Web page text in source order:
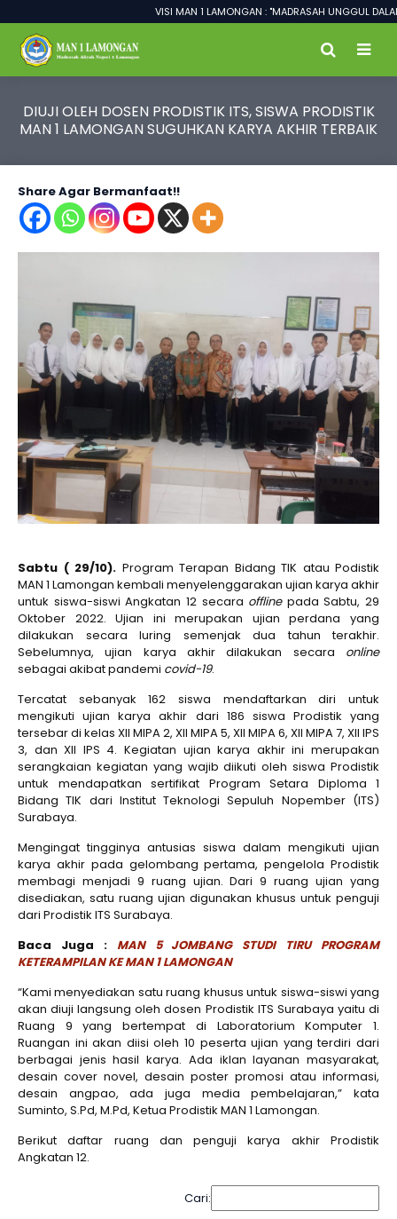
VISI MAN 1 LAMONGAN : "MADRASAH UNGGUL DALAM
DIUJI OLEH DOSEN PRODISTIK ITS, SISWA PRODISTIK
MAN 1 LAMONGAN SUGUHKAN KARYA AKHIR TERBAIK
Share Agar Bermanfaat!!
Sabtu ( 29/10). Program Terapan Bidang TIK atau Podistik
MAN 1 Lamongan kembali menyelenggarakan ujian karya akhir
untuk siswa-siswi Angkatan 12 secara offline pada Sabtu, 29
Oktober 2022. Ujian ini merupakan ujian perdana yang
dilakukan secara luring semenjak dua tahun terakhir.
Sebelumnya, ujian karya akhir dilakukan secara online
sebagai akibat pandemi covid-19.
Tercatat sebanyak 162 siswa mendaftarkan diri untuk
mengikuti ujian karya akhir dari 186 siswa Prodistik yang
tersebar di kelas XII MIPA 2, XII MIPA 5, XII MIPA 6, XII MIPA 7, XII IPS
3, dan XII IPS 4. Kegiatan ujian karya akhir ini merupakan
serangkaian kegiatan yang wajib diikuti oleh siswa Prodistik
untuk mendapatkan sertifikat Program Setara Diploma 1
Bidang TIK dari Institut Teknologi Sepuluh Nopember (ITS)
Surabaya.
Mengingat tingginya antusias siswa dalam mengikuti ujian
karya akhir pada gelombang pertama, pengelola Prodistik
membagi menjadi 9 ruang ujian. Dari 9 ruang ujian yang
disediakan, satu ruang ujian digunakan khusus untuk penguji
dari Prodistik ITS Surabaya.
Baca Juga : MAN 5 JOMBANG STUDI TIRU PROGRAM
KETERAMPILAN KE MAN 1 LAMONGAN
“Kami menyediakan satu ruang khusus untuk siswa-siswi yang
akan diuji langsung oleh dosen Prodistik ITS Surabaya yaitu di
Ruang 9 yang bertempat di Laboratorium Komputer 1.
Ruangan ini akan diisi oleh 10 peserta ujian yang terdiri dari
berbagai jenis hasil karya. Ada iklan layanan masyarakat,
desain cover novel, desain poster promosi atau informasi,
desain angpao, ada juga media pembelajaran,” kata
Suminto, S.Pd, M.Pd, Ketua Prodistik MAN 1 Lamongan.
Berikut daftar ruang dan penguji karya akhir Prodistik
Angkatan 12.
Cari: